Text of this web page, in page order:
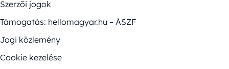
Szerzői jogok
Támogatás: hellomagyar.hu – ÁSZF
Jogi közlemény
Cookie kezelése